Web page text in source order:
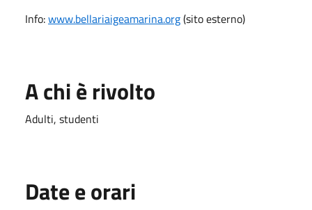
Info:www.bellariaigeamarina.org(sito esterno)
A chi è rivolto
Adulti, studenti
Date e orari